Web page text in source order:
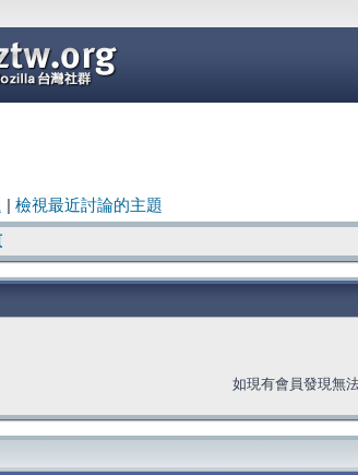
檢視最近討論的主題
如現有會員發現無